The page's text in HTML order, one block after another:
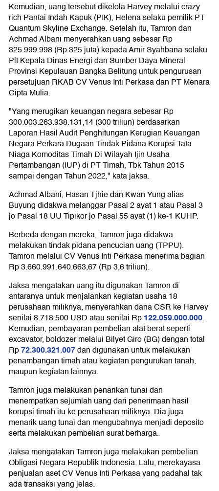
Kemudian, uang tersebut dikelola Harvey melalui crazy
rich Pantai Indah Kapuk (PIK), Helena selaku pemilik PT
Quantum Skyline Exchange. Setelah itu, Tamron dan
Achmad Albani menyerahkan uang sebesar Rp
325.999.998 (Rp 325 juta) kepada Amir Syahbana selaku
Plt Kepala Dinas Energi dan Sumber Daya Mineral
Provinsi Kepulauan Bangka Belitung untuk pengurusan
persetujuan RKAB CV Venus Inti Perkasa dan PT Menara
Cipta Mulia.
"Yang merugikan keuangan negara sebesar Rp
300.003.263.938.131,14 (300 triliun) berdasarkan
Laporan Hasil Audit Penghitungan Kerugian Keuangan
Negara Perkara Dugaan Tindak Pidana Korupsi Tata
Niaga Komoditas Timah Di Wilayah Ijin Usaha
Pertambangan (IUP) di PT Timah, Tbk Tahun 2015
sampai dengan Tahun 2022," kata jaksa.
Achmad Albani, Hasan Tjhie dan Kwan Yung alias
Buyung didakwa melanggar Pasal 2 ayat 1 atau Pasal 3
jo Pasal 18 UU Tipikor jo Pasal 55 ayat (1) ke-1 KUHP.
Berbeda dengan mereka, Tamron juga didakwa
melakukan tindak pidana pencucian uang (TPPU).
Tamron melalui CV Venus Inti Perkasa menerima bagian
Rp 3.660.991.640.663,67 (Rp 3,6 triliun).
Jaksa mengatakan uang itu digunakan Tamron di
antaranya untuk menjalankan kegiatan usaha 18
perusahaan miliknya, menyerahkan dana CSR ke Harvey
senilai 8.718.500 USD atau senilai Rp122.059.000.000.
Kemudian, pembayaran pembelian alat berat seperti
excavator, boldozer melalui Bilyet Giro (BG) dengan total
Rp72.300.321.007dan digunakan untuk melakukan
penambangan timah atau kegiatan pengurukan tanah,
maupun kegiatan lainnya.
Tamron juga melakukan penarikan tunai dan
menempatkan sejumlah uang dari penerimaan hasil
korupsi timah itu ke perusahaan miliknya. Dia juga
menarik uang tunai dan mengubahnya menjadi deposito
serta melakukan pembelian surat berharga.
Jaksa mengatakan Tamron juga melakukan pembelian
Obligasi Negara Republik Indonesia. Lalu, merekayasa
penjualan aset CV Venus Inti Perkasa yang padahal tak
ada transaksi yang jelas.